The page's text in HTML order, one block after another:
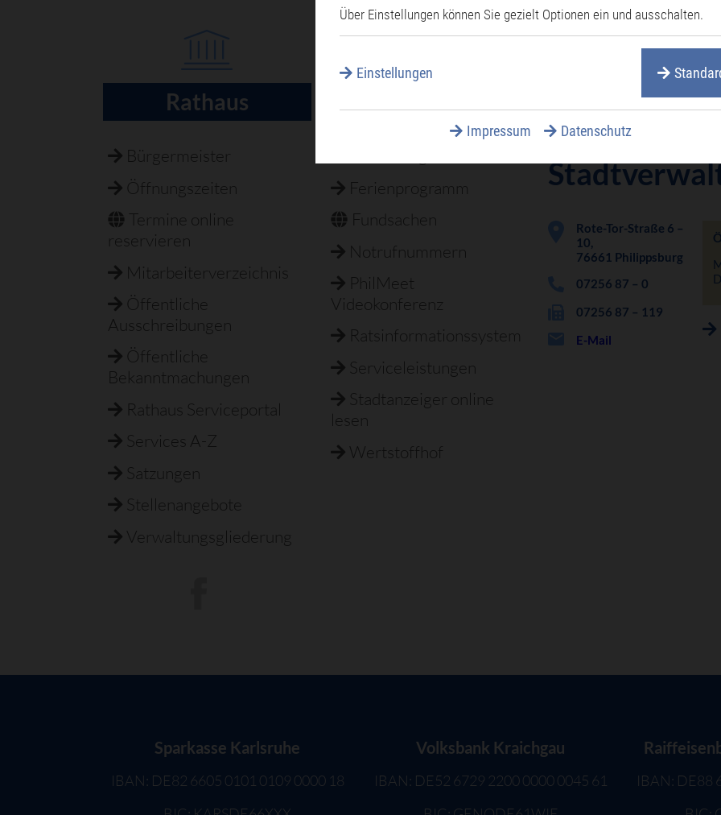
Rathaus
Bürgermeister
Öffnungszeiten
Termine online
reservieren
Mitarbeiterverzeichnis
Öffentliche
Ausschreibungen
Öffentliche
Bekanntmachungen
Rathaus Serviceportal
Services A-Z
Satzungen
Stellenangebote
Verwaltungsgliederung
Ferienprogramm
Fundsachen
Notrufnummern
PhilMeet
Videokonferenz
Ratsinformationssystem
Serviceleistungen
Stadtanzeiger online
lesen
Wertstoffhof
Rote-Tor-Straße 6 –
10,
76661 Philippsburg
07256 87 – 0
07256 87 – 119
E-Mail
Sparkasse Karlsruhe
IBAN: DE82 6605 0101 0109 0000 18
Volksbank Kraichgau
IBAN: DE52 6729 2200 0000 0045 61
IBAN: DE88
Über Einstellungen können Sie gezielt Optionen ein und ausschalten.
Einstellungen
Impressum Datenschutz